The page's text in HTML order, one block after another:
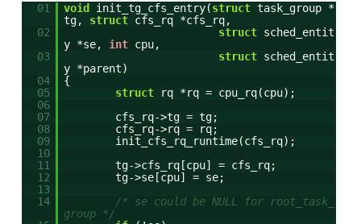
01 void init_tg_cfs_entry(struct task_group *
tg, struct cfs_rq *cfs_rq,
02
struct sched_entit
y *se, int cpu,
03
struct sched_entit
y *parent)
04
{
05
struct
rq *rq = cpu_rq(cpu);
06
07
cfs_rq->tg = tg;
08
cfs_rq->rq = rq;
09
init_cfs_rq_runtime(cfs_rq);
10
11
tg->cfs_rq[cpu] = cfs_rq;
12
tg->se[cpu] = se;
13
14
/* se could be NULL for root_task_
group */